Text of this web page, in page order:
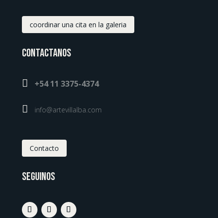
coordinar una cita en la galeria
Contactanos
 +54 11 3375-4374
 info@artevillalba.com
Contacto
Seguinos